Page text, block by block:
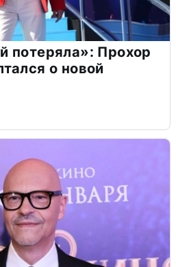
потеряла»: Прохор
о новой